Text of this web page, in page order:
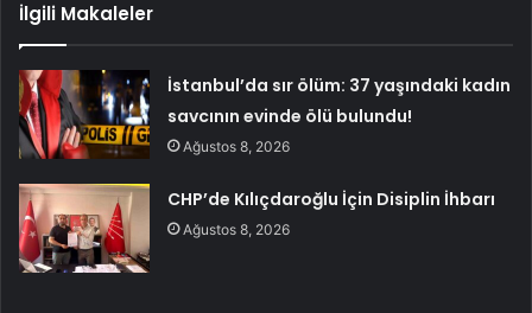
İlgili Makaleler
İstanbul’da sır ölüm: 37 yaşındaki kadın
savcının evinde ölü bulundu!
Ağustos 8, 2026
CHP’de Kılıçdaroğlu İçin Disiplin İhbarı
Ağustos 8, 2026